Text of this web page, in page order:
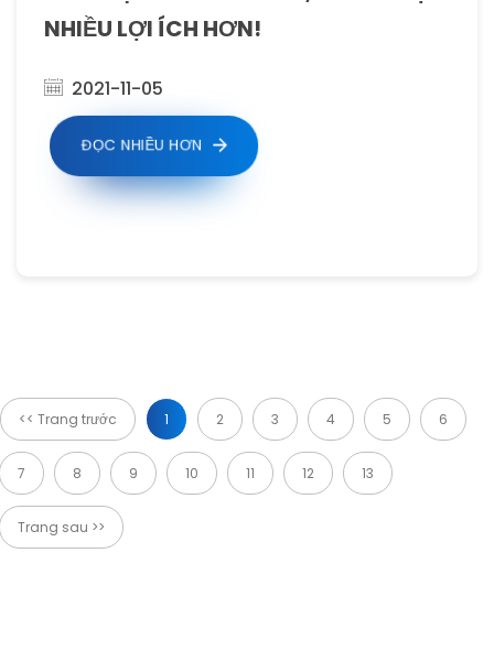
NHIỀU LỢI ÍCH HƠN!
2021-11-05
ĐỌC NHIỀU HƠN
<< Trang trước 1 2 3 4 5 6
7 8 9 10 11 12 13
Trang sau >>